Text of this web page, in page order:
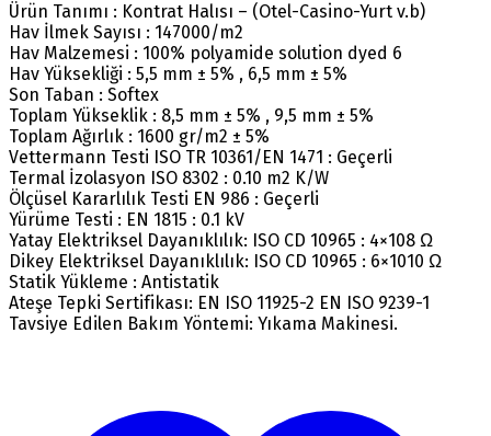
Ürün Tanımı : Kontrat Halısı – (Otel-Casino-Yurt v.b)
Hav İlmek Sayısı : 147000/m2
Hav Malzemesi : 100% polyamide solution dyed 6
Hav Yüksekliği : 5,5 mm ± 5% , 6,5 mm ± 5%
Son Taban : Softex
Toplam Yükseklik : 8,5 mm ± 5% , 9,5 mm ± 5%
Toplam Ağırlık : 1600 gr/m2 ± 5%
Vettermann Testi ISO TR 10361/EN 1471 : Geçerli
Termal İzolasyon ISO 8302 : 0.10 m2 K/W
Ölçüsel Kararlılık Testi EN 986 : Geçerli
Yürüme Testi : EN 1815 : 0.1 kV
Yatay Elektriksel Dayanıklılık: ISO CD 10965 : 4×108 Ω
Dikey Elektriksel Dayanıklılık: ISO CD 10965 : 6×1010 Ω
Statik Yükleme : Antistatik
Ateşe Tepki Sertifikası: EN ISO 11925-2 EN ISO 9239-1
Tavsiye Edilen Bakım Yöntemi: Yıkama Makinesi.